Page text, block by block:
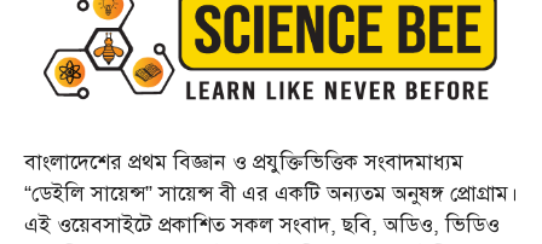
বাংলাদেশের প্রথম বিজ্ঞান ও প্রযুক্তিভিত্তিক সংবাদমাধ্যম
“ডেইলি সায়েন্স” সায়েন্স বী এর একটি অন্যতম অনুষঙ্গ প্রোগ্রাম।
এই ওয়েবসাইটে প্রকাশিত সকল সংবাদ, ছবি, অডিও, ভিডিও